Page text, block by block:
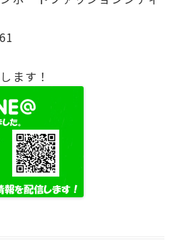
ます！